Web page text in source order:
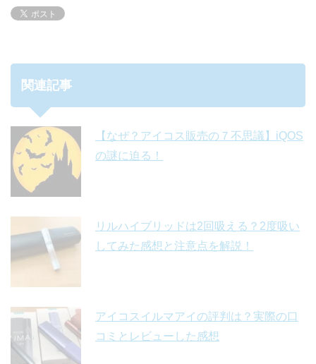
関連記事
【なぜ？アイコス販売の７不思議】iQOS
の謎に迫る！
リルハイブリッドは2回吸える？2度吸い
してみた感想と注意点を解説！
アイコスイルマアイの評判は？実際の口
コミとレビューした感想